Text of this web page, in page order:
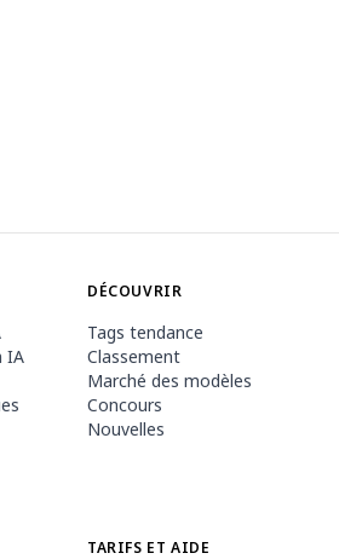
IA
DÉCOUVRIR
Tags tendance
Classement
Marché des modèles
Concours
Nouvelles
TARIFS ET AIDE